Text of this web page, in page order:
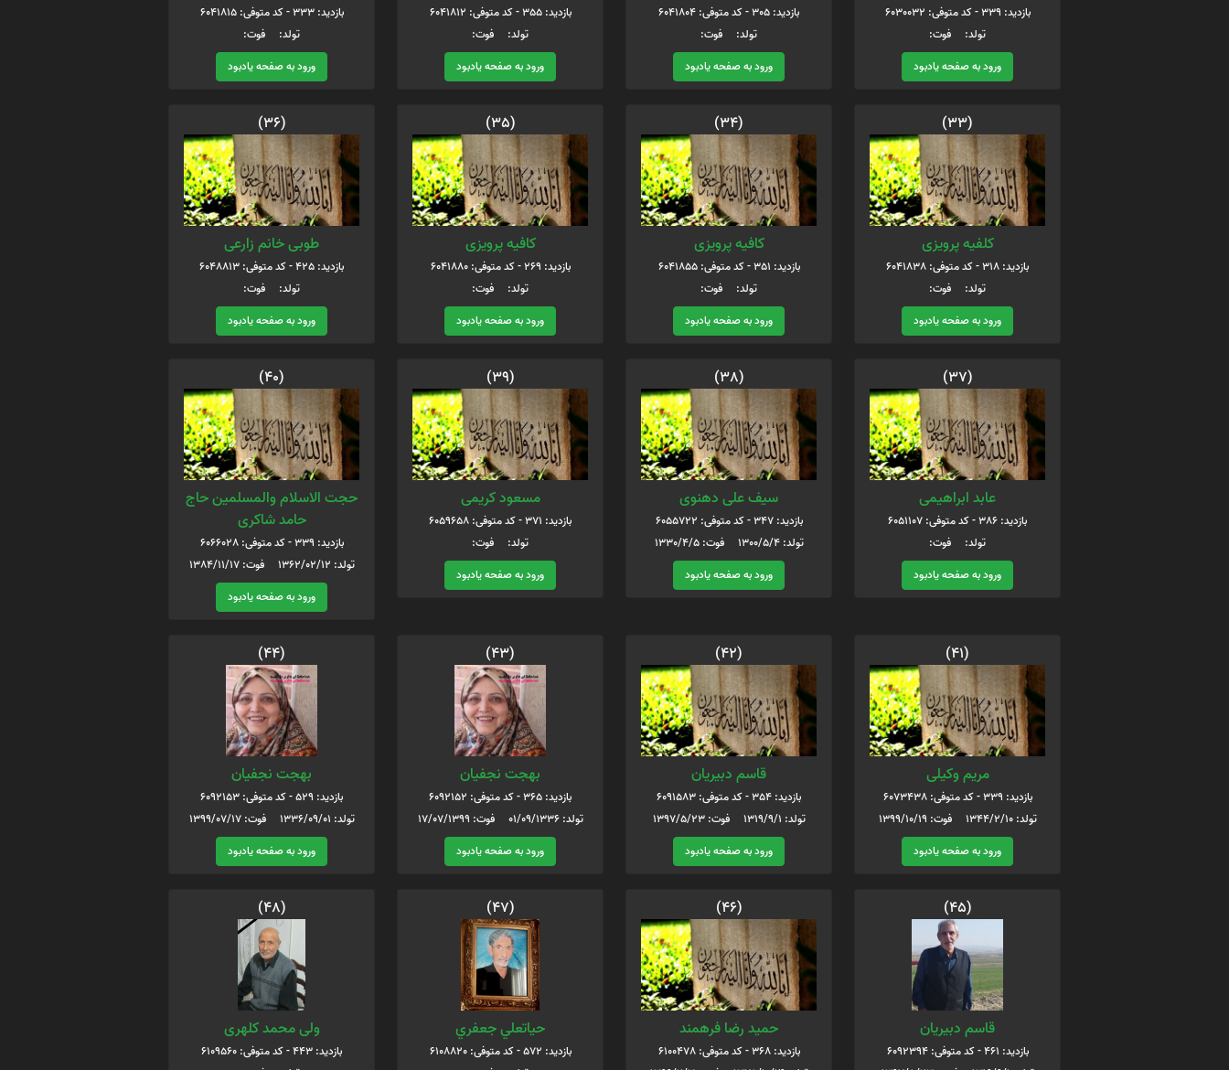
بازدید: 339 - کد متوفی: 6030032
تولد: فوت:
ورود به صفحه یادبود
بازدید: 305 - کد متوفی: 6041804
تولد: فوت:
ورود به صفحه یادبود
بازدید: 355 - کد متوفی: 6041812
تولد: فوت:
ورود به صفحه یادبود
بازدید: 333 - کد متوفی: 6041815
تولد: فوت:
ورود به صفحه یادبود
(33)
کلفیه پرویزی
بازدید: 318 - کد متوفی: 6041838
تولد: فوت:
ورود به صفحه یادبود
(34)
کافیه پرویزی
بازدید: 351 - کد متوفی: 6041855
تولد: فوت:
ورود به صفحه یادبود
(35)
کافیه پرویزی
بازدید: 269 - کد متوفی: 6041880
تولد: فوت:
ورود به صفحه یادبود
(36)
طوبی خانم زارعی
بازدید: 425 - کد متوفی: 6048813
تولد: فوت:
ورود به صفحه یادبود
(37)
عابد ابراهیمی
بازدید: 386 - کد متوفی: 6051107
تولد: فوت:
ورود به صفحه یادبود
(38)
سیف علی دهنوی
بازدید: 347 - کد متوفی: 6055722
تولد: 1300/5/4 فوت: 1330/4/5
ورود به صفحه یادبود
(39)
مسعود کریمی
بازدید: 371 - کد متوفی: 6059658
تولد: فوت:
ورود به صفحه یادبود
(40)
حجت الاسلام والمسلمین حاج
حامد شاکری
بازدید: 339 - کد متوفی: 6066028
تولد: 1362/02/12 فوت: 1384/11/17
ورود به صفحه یادبود
(41)
مریم وکیلی
بازدید: 339 - کد متوفی: 6073438
تولد: 1344/2/10 فوت: 1399/10/19
ورود به صفحه یادبود
(42)
قاسم دبيريان
بازدید: 354 - کد متوفی: 6091583
تولد: 1319/9/1 فوت: 1397/5/23
ورود به صفحه یادبود
(43)
بهجت نجفیان
بازدید: 365 - کد متوفی: 6092152
تولد: 01/09/1336 فوت: 17/07/1399
ورود به صفحه یادبود
(44)
بهجت نجفیان
بازدید: 529 - کد متوفی: 6092153
تولد: 1336/09/01 فوت: 1399/07/17
ورود به صفحه یادبود
(45)
قاسم دبيريان
بازدید: 461 - کد متوفی: 6092394
(46)
حمید رضا فرهمند
بازدید: 368 - کد متوفی: 6100478
(47)
حياتعلي جعفري
بازدید: 572 - کد متوفی: 6108820
(48)
ولی محمد کلهری
بازدید: 443 - کد متوفی: 6109560